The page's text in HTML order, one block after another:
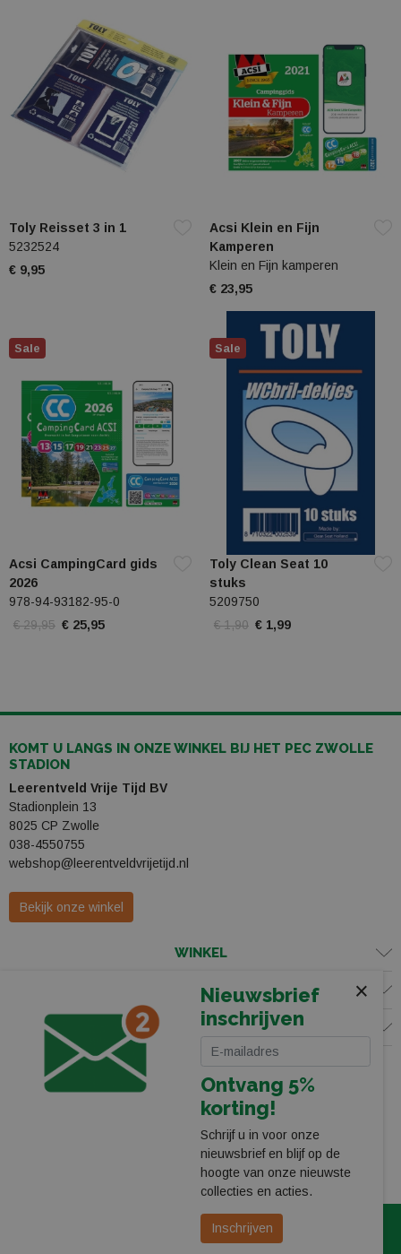
Toly Reisset 3 in 1
5232524
€ 9,95
Acsi Klein en Fijn
Kamperen
Klein en Fijn kamperen
€ 23,95
Acsi CampingCard gids
2026
978-94-93182-95-0
€ 29,95 € 25,95
Sale
Toly Clean Seat 10
stuks
5209750
€ 1,90 € 1,99
Sale
KOMT U LANGS IN ONZE WINKEL BIJ HET PEC ZWOLLE
STADION
Leerentveld Vrije Tijd BV
Stadionplein 13
8025 CP Zwolle
038-4550755
webshop@leerentveldvrijetijd.nl
Bekijk onze winkel
WINKEL
KLANTENSERVICE
VOLG ONS
×
Nieuwsbrief
inschrijven
Ontvang 5%
korting!
Schrijf u in voor onze
nieuwsbrief en blijf op de
hoogte van onze nieuwste
collecties en acties.
InschrijvenAlgemene Voorwaarden